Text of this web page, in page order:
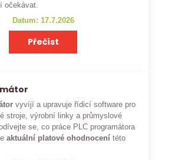
očekávat.
Datum: 17.7.2026
Přečíst
vyvíjí a upravuje řídicí software pro
stroje, výrobní linky a průmyslové
se, co práce PLC programátora
aktuální platové ohodnocení této